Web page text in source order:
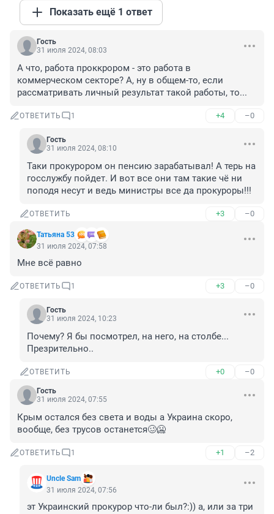
Показать ещё 1 ответ
Гость
31 июля 2024, 08:03
А что, работа проккрором - это работа в
коммерческом секторе? А, ну в общем-то, если
рассматривать личный результат такой работы, то...
ОТВЕТИТЬ 1 +4 –0
Гость
31 июля 2024, 08:10
Таки прокурором он пенсию зарабатывал! А терь на
госслужбу пойдет. И вот все они там такие чё ни
поподя несут и ведь министры все да прокуроры!!!
ОТВЕТИТЬ +3 –0
Татьяна 53
31 июля 2024, 07:58
Мне всё равно
ОТВЕТИТЬ 1 +3 –0
Гость
31 июля 2024, 10:23
Почему? Я бы посмотрел, на него, на столбе...
Презрительно..
ОТВЕТИТЬ +0 –0
Гость
31 июля 2024, 07:55
Крым остался без света и воды а Украина скоро,
вообще, без трусов останется🥴🥶
ОТВЕТИТЬ 1 +1 –2
Unclе Sam
31 июля 2024, 07:56
эт Украинский прокурор что-ли был?:)) а, или за три